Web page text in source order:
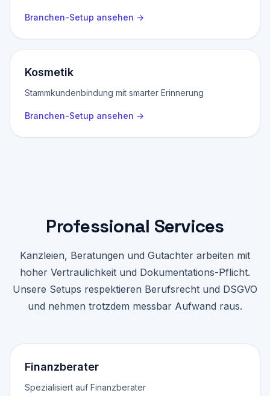
Branchen-Setup ansehen →
Kosmetik
Stammkundenbindung mit smarter Erinnerung
Branchen-Setup ansehen →
Professional Services
Kanzleien, Beratungen und Gutachter arbeiten mit
hoher Vertraulichkeit und Dokumentations-Pflicht.
Unsere Setups respektieren Berufsrecht und DSGVO
und nehmen trotzdem messbar Aufwand raus.
Finanzberater
Spezialisiert auf Finanzberater